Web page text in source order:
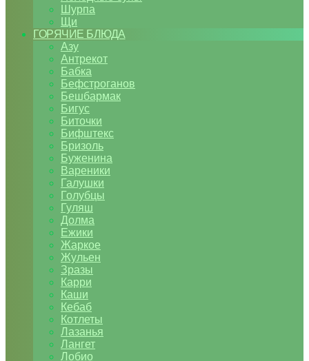
Шурпа
Щи
ГОРЯЧИЕ БЛЮДА
Азу
Антрекот
Бабка
Бефстроганов
Бешбармак
Бигус
Биточки
Бифштекс
Бризоль
Буженина
Вареники
Галушки
Голубцы
Гуляш
Долма
Ежики
Жаркое
Жульен
Зразы
Карри
Каши
Кебаб
Котлеты
Лазанья
Лангет
Лобио